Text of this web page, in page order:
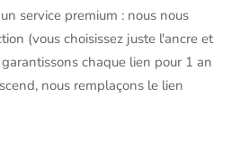
service premium : nous nous
(vous choisissez juste l'ancre et
chaque lien pour 1 an
nous remplaçons le lien